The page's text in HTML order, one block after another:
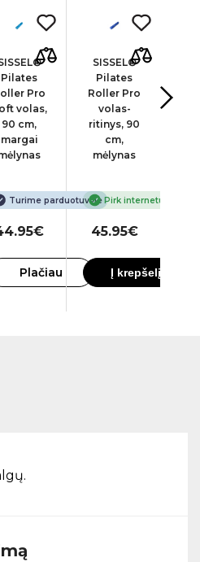
Pilates
Pro
volas,
90 cm,
margai
Turime parduotuvėje
Plačiau
SISSEL®
Pilates
Roller Pro
volas-
ritinys, 90
cm,
mėlynas
Pirk internetu
45.95€
Į krepšelį